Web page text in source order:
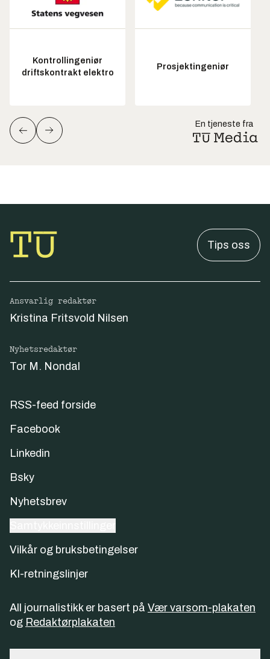
Kontrollingeniør
driftskontrakt elektro
Prosjektingeniør
En tjeneste fra
Tips oss
Ansvarlig redaktør
Kristina Fritsvold Nilsen
Nyhetsredaktør
Tor M. Nondal
RSS-feed forside
Facebook
Linkedin
Bsky
Nyhetsbrev
Vilkår og bruksbetingelser
KI-retningslinjer
All journalistikk er basert på Vær varsom-plakaten
og Redaktørplakaten